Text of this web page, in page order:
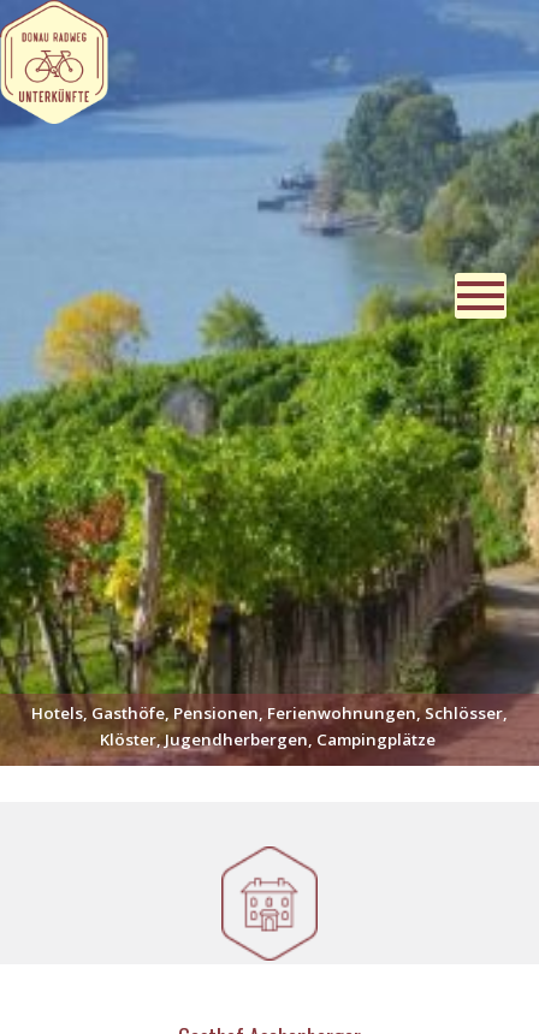
Hotels, Gasthöfe, Pensionen, Ferienwohnungen, Schlösser,
Klöster, Jugendherbergen, Campingplätze